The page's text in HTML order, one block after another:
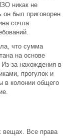
никак не
он был приговорен
сочла
что сумма
на основе
Из-за нахождения в
прогулок и
в колонии общего
вещах. Все права